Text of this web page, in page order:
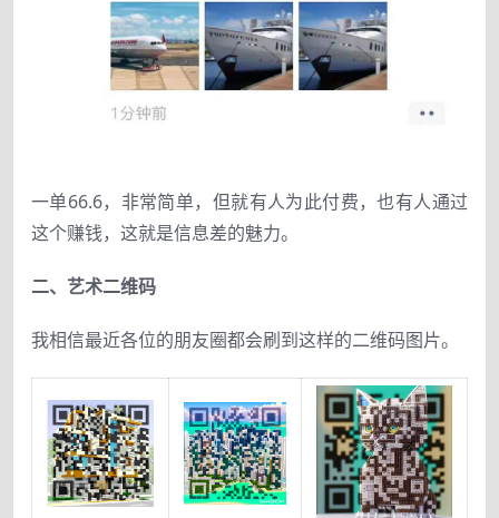
一单66.6， 非常简单， 但就有人为此付费，也有人通过
这个赚钱，这就是信息差的魅力。
二、艺术二维码
我相信最近各位的朋友圈都会刷到这样的二维码图片。